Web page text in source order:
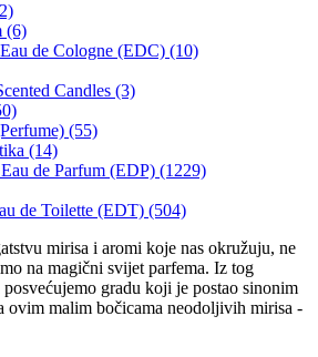
(6)
de Cologne (EDC) (10)
Candles (3)
(55)
(14)
de Parfum (EDP) (1229)
de Toilette (EDT) (504)
mirisa i aromi koje nas okružuju, ne
na magični svijet parfema. Iz tog
gradu koji je postao sinonim
ovim malim bočicama neodoljivih mirisa -